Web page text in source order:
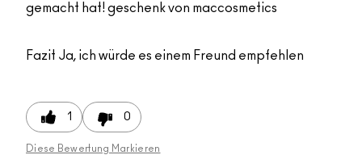
gemacht hat! geschenk von maccosmetics
Fazit Ja, ich würde es einem Freund empfehlen
1 0
Diese Bewertung Markieren